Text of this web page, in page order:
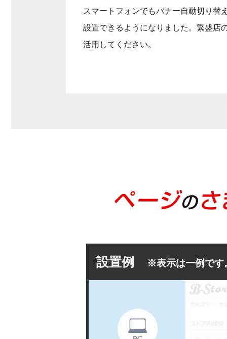
スマートフォンでもバナー自動切り替
設置できるようになりました。繁盛店
活用してください。
設置例 ※表示は一例です